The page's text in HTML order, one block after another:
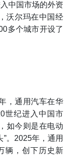
中国市场的外资
沃尔玛在中国经
多个城市开设了
，通用汽车在华
世纪进入中国市
如今则是在电动
。2025年，通用
辆，创下历史新